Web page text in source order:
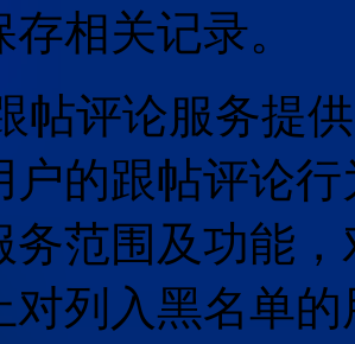
相关记录。
帖评论服务提
户的跟帖评论
务范围及功能
对列入黑名单